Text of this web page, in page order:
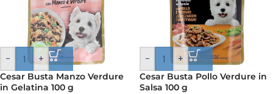
- +
Cesar Busta Manzo Verdure
in Gelatina 100 g
- +
Cesar Busta Pollo Verdure in
Salsa 100 g